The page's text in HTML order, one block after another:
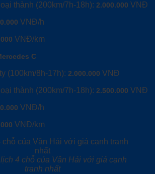
thành (200km/7h-18h): 2.000.000 VNĐ
VNĐ/h
VNĐ/km
C
(100km/8h-17h): 2.000.000 VNĐ
thành (200km/7h-18h): 2.500.000 VNĐ
VNĐ/h
VNĐ/km
4 chỗ của Vân Hải với giá cạnh
tranh nhất